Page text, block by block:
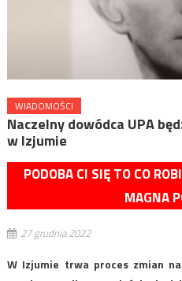
WIADOMOŚCI
Naczelny dowódca UPA
w Izjumie
PODOBA CI SIĘ TO CO
MAGNA
27 grudnia 2022
W Izjumie trwa proces zmian